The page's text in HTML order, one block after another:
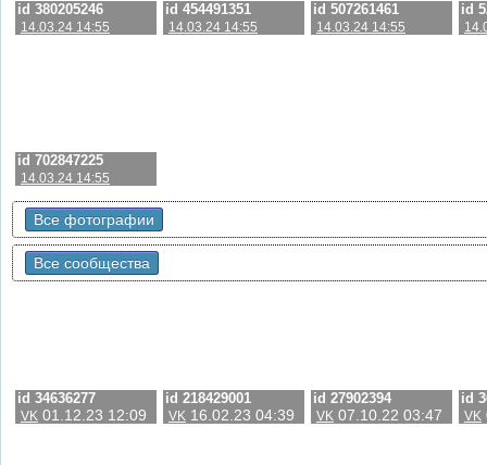
id 380205246
14.03.24 14:55
id 454491351
14.03.24 14:55
id 507261461
14.03.24 14:55
id
id 702847225
14.03.24 14:55
Все фотографии
Все сообщества
id 34636277
VK 01.12.23 12:09
id 218429001
VK 16.02.23 04:39
id 27902394
VK 07.10.22 03:47
id
VK